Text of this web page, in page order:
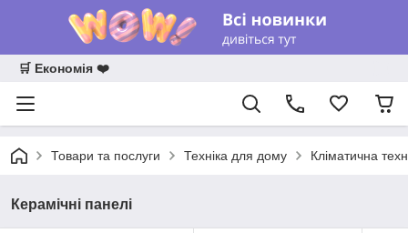
🛒 Економія ❤️
Товари та послуги Техніка для дому Кліматична
Керамічні панелі